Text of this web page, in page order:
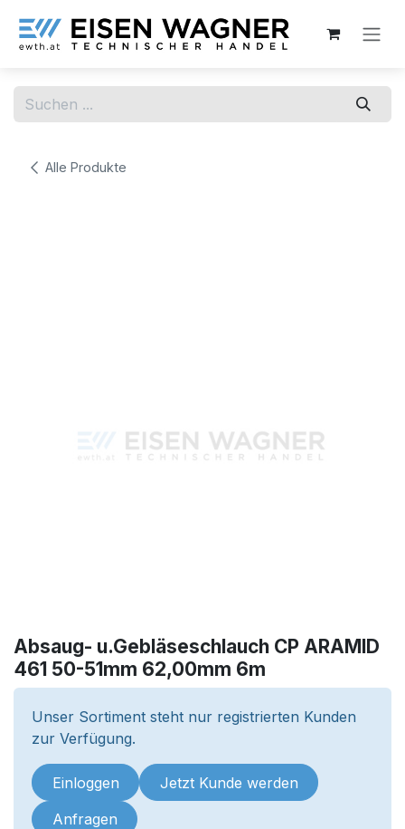
Alle Produkte
Absaug- u.Gebläseschlauch CP ARAMID
461 50-51mm 62,00mm 6m
Unser Sortiment steht nur registrierten Kunden
zur Verfügung.
Einloggen Jetzt Kunde werden
Anfragen